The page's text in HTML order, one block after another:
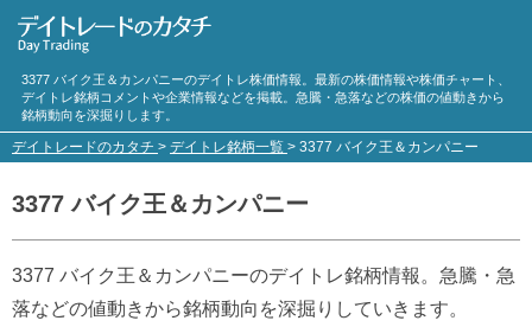
3377 バイク王＆カンパニーのデイトレ株価情報。最新の株価情報や株価チャート、
デイトレ銘柄コメントや企業情報などを掲載。急騰・急落などの株価の値動きから
銘柄動向を深掘りします。
デイトレードのカタチ > デイトレ銘柄一覧 > 3377 バイク王＆カンパニー
3377 バイク王＆カンパニー
3377 バイク王＆カンパニーのデイトレ銘柄情報。急騰・急
落などの値動きから銘柄動向を深掘りしていきます。